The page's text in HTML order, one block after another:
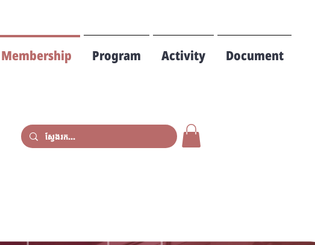
Membership Program Activity Document